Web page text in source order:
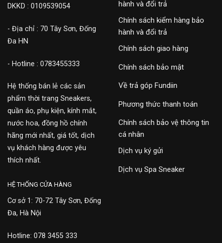
DKKD : 0109539054
- Địa chỉ : 70 Tây Sơn, Đống
Đa HN
- Hotline : 0783455333
Hệ thống bán lẻ các sản
phẩm thời trang Sneakers,
quần áo, phụ kiện, kính mắt,
nước hoa, đồng hồ chính
hãng mới nhất, giá tốt, dịch
vụ khách hàng được yêu
thích nhất.
hành và đổi trả
Chính sách kiểm hàng bảo
hành và đổi trả
Chính sách giao hàng
Chính sách bảo mật
Về trả góp Fundiin
Phương thức thanh toán
Chính sách bảo vệ thông tin
cá nhân
Dịch vụ ký gửi
Dịch vụ Spa Sneaker
HỆ THỐNG CỬA HÀNG
Cơ sở 1: 70-72 Tây Sơn, Đống
Đa, Hà Nội
Hotline: 078 3455 333